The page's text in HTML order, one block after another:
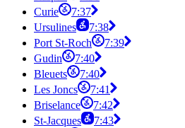
Curie
7:37
Ursulines
7:38
Port St-Roch
7:39
Gudin
7:40
Bleuets
7:40
Les Joncs
7:41
Briselance
7:42
St-Jacques
7:43